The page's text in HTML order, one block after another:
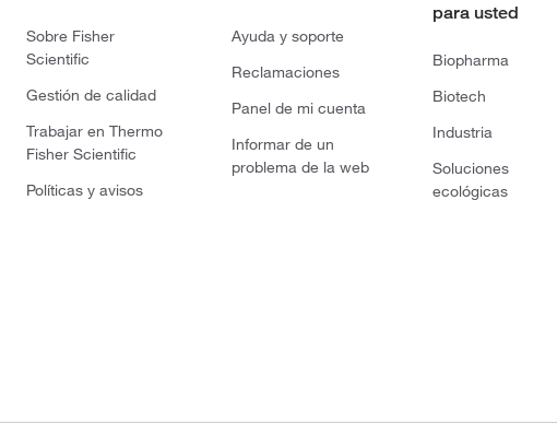
Sobre Fisher
Scientific
Gestión de calidad
Trabajar en Thermo
Fisher Scientific
Políticas y avisos
Ayuda y soporte
Reclamaciones
Panel de mi cuenta
Informar de un
problema de la web
para usted
Biopharma
Biotech
Industria
Soluciones
ecológicas